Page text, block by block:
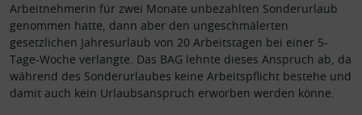
Arbeitnehmerin für zwei Monate unbezahlten Sonderurlaub
genommen hatte, dann aber den ungeschmälerten
gesetzlichen Jahresurlaub von 20 Arbeitstagen bei einer 5-
Tage-Woche verlangte. Das BAG lehnte dieses Anspruch ab, da
während des Sonderurlaubes keine Arbeitspflicht bestehe und
damit auch kein Urlaubsanspruch erworben werden könne.